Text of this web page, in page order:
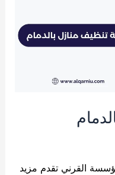
القرني تقدم مزيد